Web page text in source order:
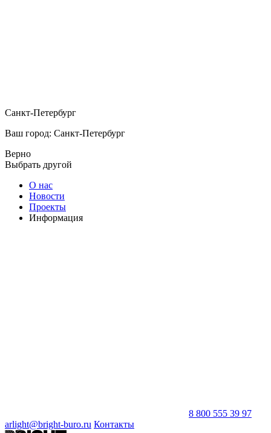
Санкт-Петербург
Ваш город: Санкт-Петербург
Верно
Выбрать другой
О нас
Новости
Проекты
Информация
8 800 555 39 97
arlight@bright-buro.ru Контакты